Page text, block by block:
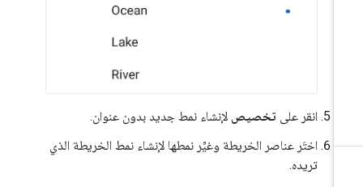
انقر علىتخصيصلإنشاء نمط جديد بدون عنوان.
اختَر عناصر الخريطة وغيِّر نمطها لإنشاء نمط الخريطة الذي
تريده.